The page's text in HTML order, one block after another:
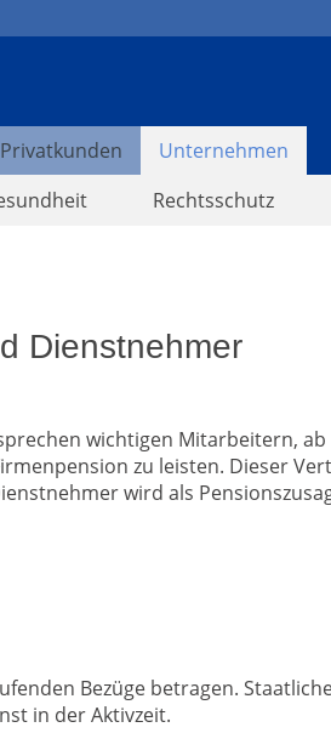
Privatkunden
Unternehmen
Rechtsschutz
Dienstnehmer
wichtigen Mitarbeitern, ab
zu leisten. Dieser
wird als
Bezüge betragen.
in der Aktivzeit.